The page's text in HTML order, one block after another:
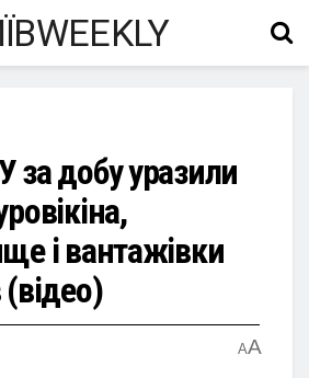
за добу уразили
і вантажівки
(відео)
AA